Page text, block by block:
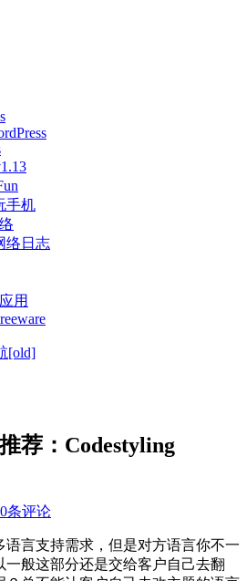
手机
络日志
用
[old]
荐：Codestyling
条评论
言支持需求，但是对方语言你不一
一般这部分还是交给客户自己去翻